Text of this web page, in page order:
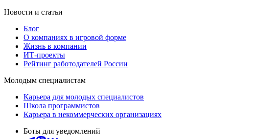
Новости и статьи
Блог
О компаниях в игровой форме
Жизнь в компании
ИТ-проекты
Рейтинг работодателей России
Молодым специалистам
Карьера для молодых специалистов
Школа программистов
Карьера в некоммерческих организациях
Боты для уведомлений